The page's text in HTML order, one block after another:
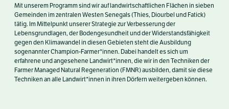
Mit unserem Programm sind wir auf landwirtschaftlichen Flächen in sieben
Gemeinden im zentralen Westen Senegals (Thies, Diourbel und Fatick)
tätig. Im Mittelpunkt unserer Strategie zur Verbesserung der
Lebensgrundlagen, der Bodengesundheit und der Widerstandsfähigkeit
gegen den Klimawandel in diesen Gebieten steht die Ausbildung
sogenannter Champion-Farmer*innen. Dabei handelt es sich um
erfahrene und angesehene Landwirt*innen, die wir in den Techniken der
Farmer Managed Natural Regeneration (FMNR) ausbilden, damit sie diese
Techniken an alle Landwirt*innen in ihren Dörfern weitergeben können.